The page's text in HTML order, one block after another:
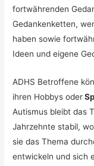
fortwährenden
Gedankenketten,
haben sowie
Ideen und eigene
ADHS Betroffene
ihren Hobbys oder
Autismus bleibt das
Jahrzehnte stabil,
sie das Thema
entwickeln und sich